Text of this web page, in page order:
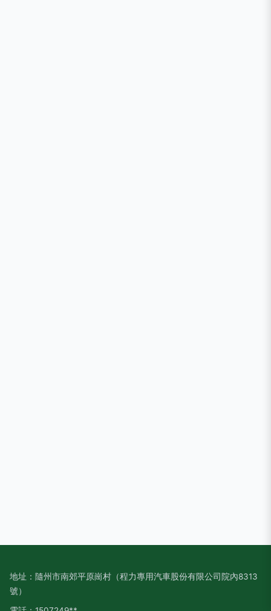
地址：隨州市南郊平原崗村（程力專用汽車股份有限公司院內8313
號）